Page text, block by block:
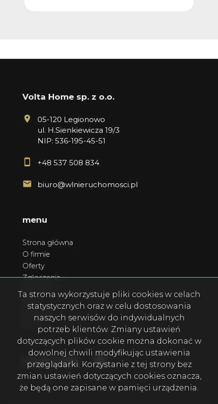
Volta Home sp. z o.o.
05-120 Legionowo
ul. H.Sienkiewicza 19/3
NIP: 536-195-45-51
+48 537 508 834
biuro@wlnieruchomosci.pl
menu
Strona główna
O firmie
Oferty
Zgłoszenia
Kontakt
social media Facebook
Facebook
Ta strona wykorzystuje pliki cookies w celach
statystycznych oraz w celu dostosowania
naszych serwisów do indywidualnych
potrzeb klientów. Zmiany ustawień
dotyczących plików cookie można dokonać w
dowolnej chwili modyfikując ustawienia
przeglądarki. Korzystanie z tej strony bez
zmian ustawień dotyczących cookies oznacza,
że będą one zapisane w pamięci urządzenia.